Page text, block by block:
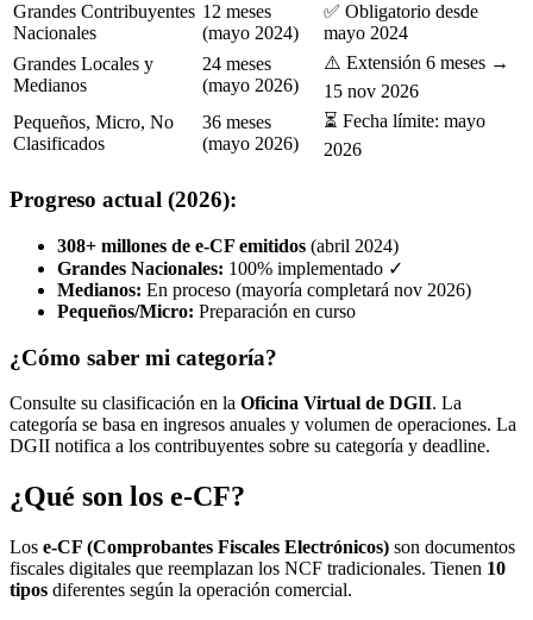
Grandes Contribuyentes
Nacionales
12 meses
(mayo 2024)
✅ Obligatorio desde
mayo 2024
Grandes Locales y
Medianos
24 meses
(mayo 2026)
⚠️ Extensión 6 meses →
15 nov 2026
Pequeños, Micro, No
Clasificados
36 meses
(mayo 2026)
⏳ Fecha límite: mayo
2026
Progreso actual (2026):
308+ millones de e-CF emitidos (abril 2024)
Grandes Nacionales: 100% implementado ✓
Medianos: En proceso (mayoría completará nov 2026)
Pequeños/Micro: Preparación en curso
¿Cómo saber mi categoría?
Consulte su clasificación en la Oficina Virtual de DGII. La
categoría se basa en ingresos anuales y volumen de operaciones. La
DGII notifica a los contribuyentes sobre su categoría y deadline.
¿Qué son los e-CF?
Los e-CF (Comprobantes Fiscales Electrónicos) son documentos
fiscales digitales que reemplazan los NCF tradicionales. Tienen 10
tipos diferentes según la operación comercial.